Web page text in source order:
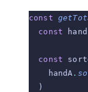
const
  const
  const
    handA
.
  )